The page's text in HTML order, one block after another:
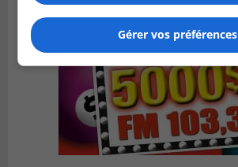
Gérer vos préférences